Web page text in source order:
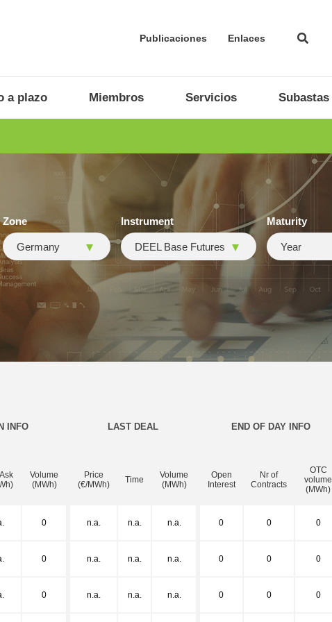
Publicaciones Enlaces
a plazo Miembros Servicios Subastas
Zone
Germany
Instrument
DEEL Base Futures
Maturity
Year
INFO LAST DEAL END OF DAY INFO
Volume
(MWh)
Price
(€/MWh)
Time
Volume
(MWh)
Open
Interest
Nr of
Contracts
OTC
volume
(MWh)
0 n.a. n.a. n.a. 0 0 0
0 n.a. n.a. n.a. 0 0 0
0 n.a. n.a. n.a. 0 0 0